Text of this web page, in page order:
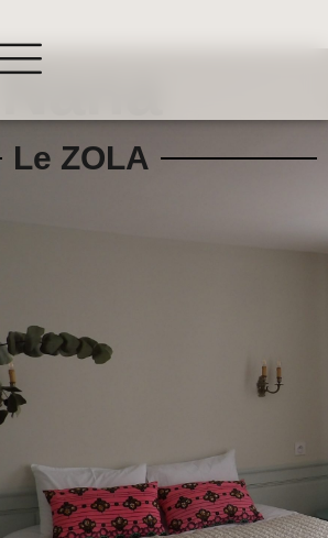
Nana
Le ZOLA